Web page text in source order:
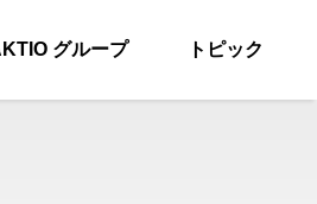
グループ トピック